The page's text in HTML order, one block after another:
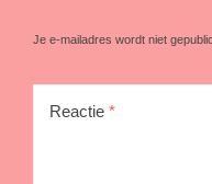
Je e-mailadres wordt niet
Reactie *